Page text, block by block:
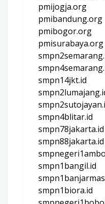
pmijogja.org
pmibandung.org
pmibogor.org
pmisurabaya.org
smpn14jkt.id
smpn4blitar.id
smpn78jakarta.id
smpn88jakarta.id
smpn1bangil.id
smpn1biora.id